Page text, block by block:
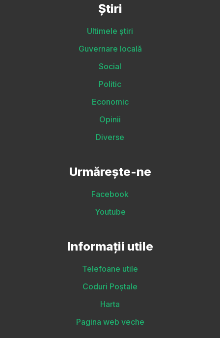
Știri
Ultimele știri
Guvernare locală
Social
Politic
Economic
Opinii
Diverse
Urmărește-ne
Facebook
Youtube
Informații utile
Telefoane utile
Coduri Poștale
Harta
Pagina web veche